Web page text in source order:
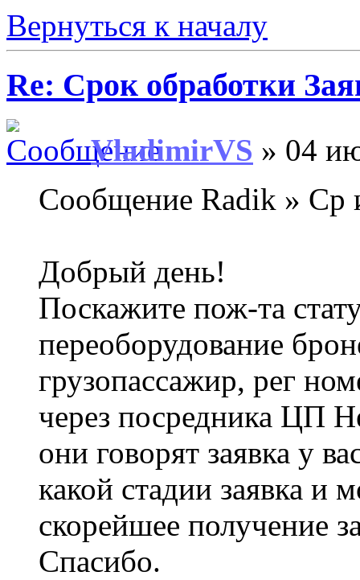
Вернуться к началу
Re: Срок обработки
VladimirVS » 04
Сообщение Radik » Ср
Добрый день!
Поскажите пож-та
переоборудование
грузопассажир, рег
через посредника ЦП
они говорят заявка у
какой стадии заявка и
скорейшее получение
Спасибо.